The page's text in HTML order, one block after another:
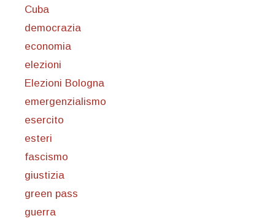
Cuba
democrazia
economia
elezioni
Elezioni Bologna
emergenzialismo
esercito
esteri
fascismo
giustizia
green pass
guerra